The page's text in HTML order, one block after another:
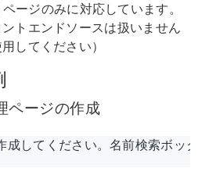
ージのみに対応しています。
トエンドソースは扱いません
してください）
ページの作成
成してください。名前検索ボッ